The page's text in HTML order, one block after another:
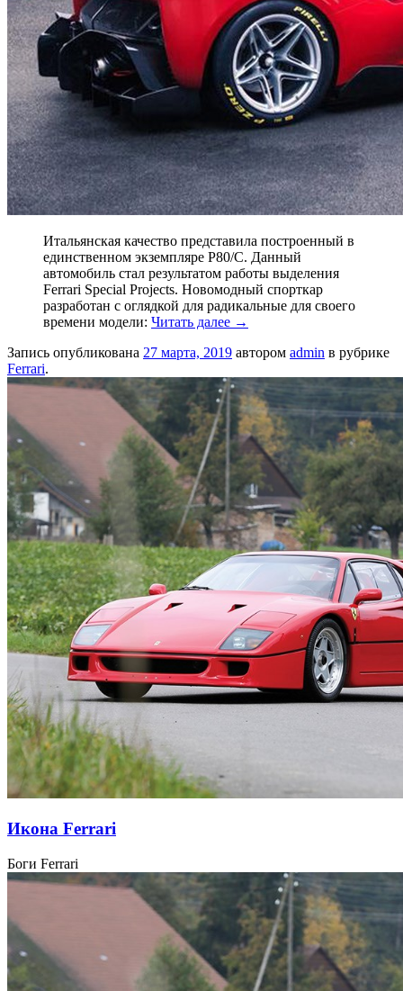
Итальянская качество представила построенный в
единственном экземпляре P80/С. Данный
автомобиль стал результатом работы выделения
Ferrari Special Projects. Новомодный спорткар
разработан с оглядкой для радикальные для своего
времени модели: Читать далее →
Запись опубликована 27 марта, 2019 автором admin в рубрике
Ferrari.
Икона Ferrari
Боги Ferrari